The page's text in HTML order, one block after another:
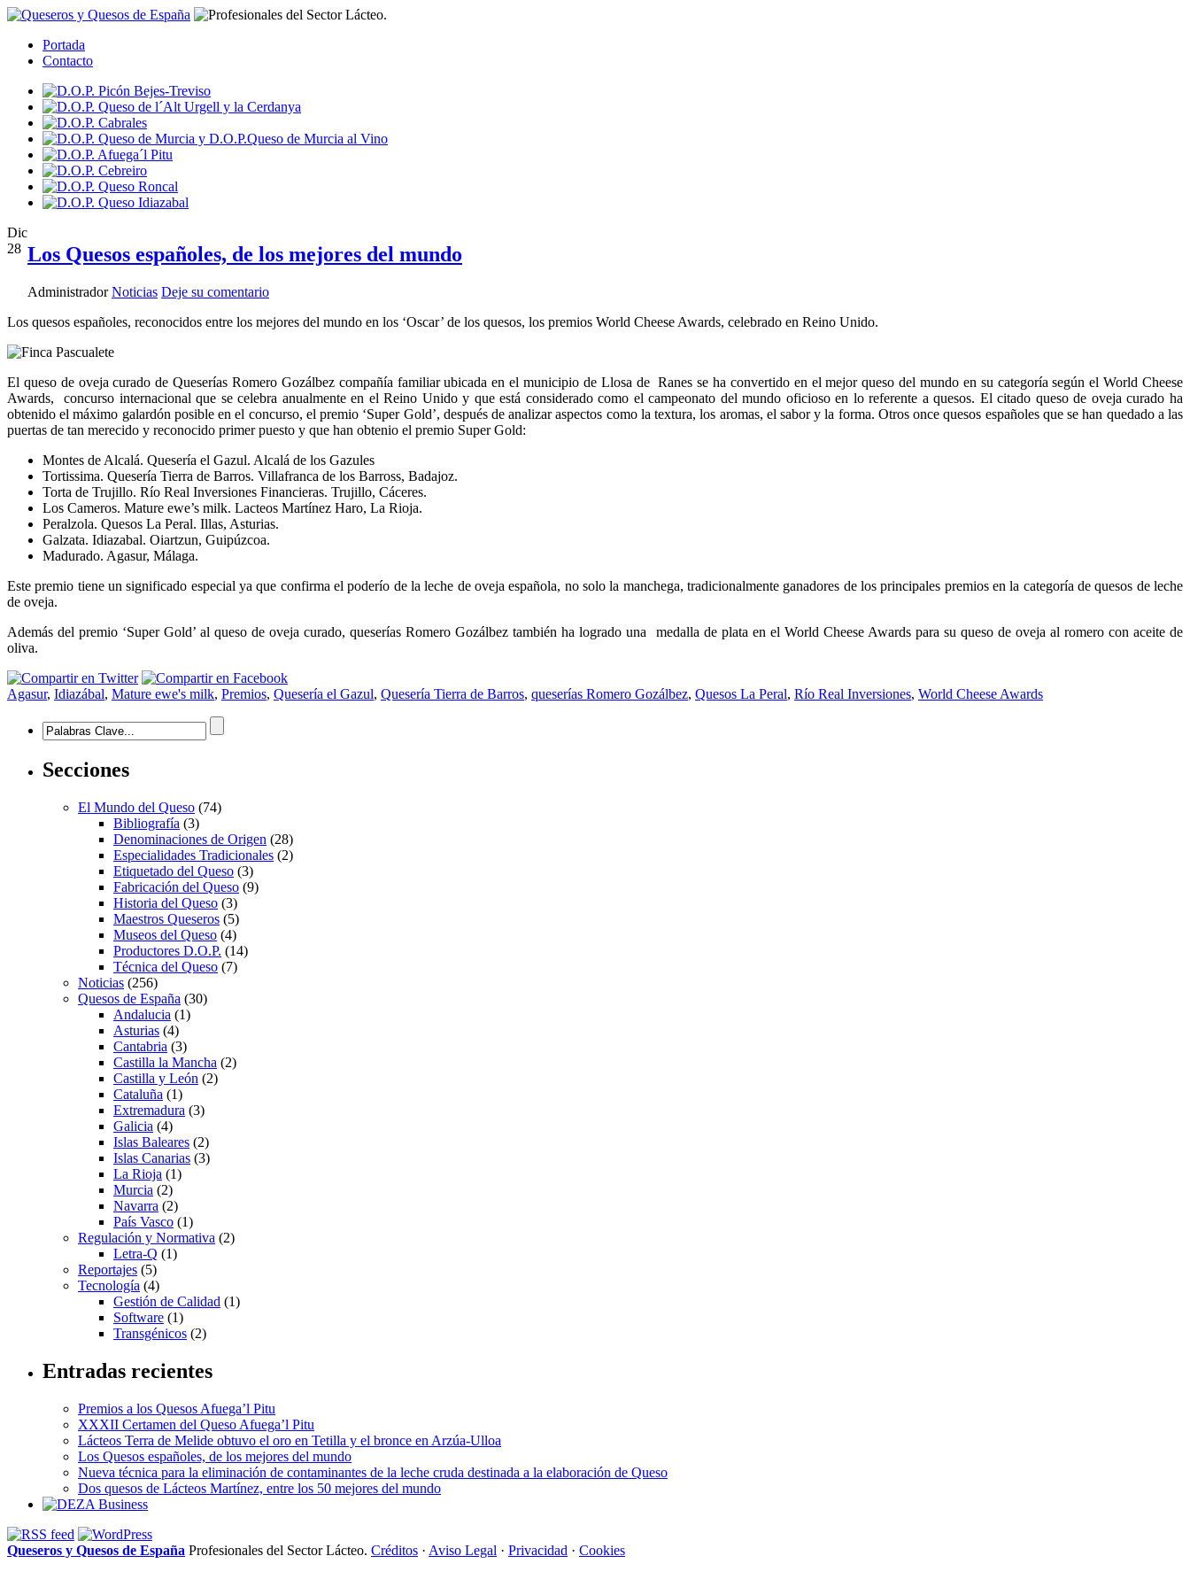
Portada
Contacto
Dic
28 Los Quesos españoles, de los mejores del mundo
Administrador Noticias Deje su comentario
Los quesos españoles, reconocidos entre los mejores del mundo en los ‘Oscar’ de los quesos, los premios World Cheese Awards, celebrado en Reino Unido.
El queso de oveja curado de Queserías Romero Gozálbez compañía familiar ubicada en el municipio de Llosa de Ranes se ha convertido en el mejor queso del mundo en su categoría según el World Cheese
Awards, concurso internacional que se celebra anualmente en el Reino Unido y que está considerado como el campeonato del mundo oficioso en lo referente a quesos. El citado queso de oveja curado ha
obtenido el máximo galardón posible en el concurso, el premio ‘Super Gold’, después de analizar aspectos como la textura, los aromas, el sabor y la forma. Otros once quesos españoles que se han quedado a las
puertas de tan merecido y reconocido primer puesto y que han obtenio el premio Super Gold:
Montes de Alcalá. Quesería el Gazul. Alcalá de los Gazules
Tortissima. Quesería Tierra de Barros. Villafranca de los Barross, Badajoz.
Torta de Trujillo. Río Real Inversiones Financieras. Trujillo, Cáceres.
Los Cameros. Mature ewe’s milk. Lacteos Martínez Haro, La Rioja.
Peralzola. Quesos La Peral. Illas, Asturias.
Galzata. Idiazabal. Oiartzun, Guipúzcoa.
Madurado. Agasur, Málaga.
Este premio tiene un significado especial ya que confirma el poderío de la leche de oveja española, no solo la manchega, tradicionalmente ganadores de los principales premios en la categoría de quesos de leche
de oveja.
Además del premio ‘Super Gold’ al queso de oveja curado, queserías Romero Gozálbez también ha logrado una medalla de plata en el World Cheese Awards para su queso de oveja al romero con aceite de
oliva.
Agasur, Idiazábal, Mature ewe's milk, Premios, Quesería el Gazul, Quesería Tierra de Barros, queserías Romero Gozálbez, Quesos La Peral, Río Real Inversiones, World Cheese Awards
Secciones
El Mundo del Queso (74)
Bibliografía (3)
Denominaciones de Origen (28)
Especialidades Tradicionales (2)
Etiquetado del Queso (3)
Fabricación del Queso (9)
Historia del Queso (3)
Maestros Queseros (5)
Museos del Queso (4)
Productores D.O.P. (14)
Técnica del Queso (7)
Noticias (256)
Quesos de España (30)
Andalucia (1)
Asturias (4)
Cantabria (3)
Castilla la Mancha (2)
Castilla y León (2)
Cataluña (1)
Extremadura (3)
Galicia (4)
Islas Baleares (2)
Islas Canarias (3)
La Rioja (1)
Murcia (2)
Navarra (2)
País Vasco (1)
Regulación y Normativa (2)
Letra-Q (1)
Reportajes (5)
Tecnología (4)
Gestión de Calidad (1)
Software (1)
Transgénicos (2)
Entradas recientes
Premios a los Quesos Afuega’l Pitu
XXXII Certamen del Queso Afuega’l Pitu
Lácteos Terra de Melide obtuvo el oro en Tetilla y el bronce en Arzúa-Ulloa
Los Quesos españoles, de los mejores del mundo
Nueva técnica para la eliminación de contaminantes de la leche cruda destinada a la elaboración de Queso
Dos quesos de Lácteos Martínez, entre los 50 mejores del mundo
Queseros y Quesos de España Profesionales del Sector Lácteo. Créditos · Aviso Legal · Privacidad · Cookies